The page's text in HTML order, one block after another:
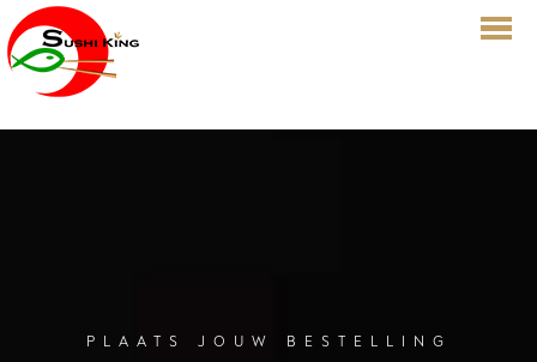
PLAATS JOUW BESTELLING